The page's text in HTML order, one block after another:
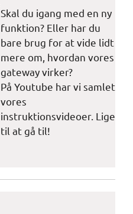
Skal du igang med en ny
funktion? Eller har du
bare brug for at vide lidt
mere om, hvordan vores
gateway virker?
På Youtube har vi samlet
vores
instruktionsvideoer. Lige
til at gå til!